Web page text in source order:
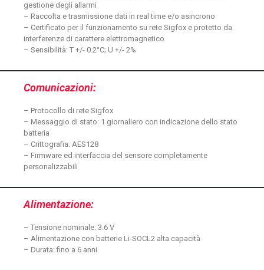
gestione degli allarmi
– Raccolta e trasmissione dati in real time e/o asincrono
– Certificato per il funzionamento su rete Sigfox e protetto da
interferenze di carattere elettromagnetico
– Sensibilità: T +/- 0.2°C; U +/- 2%
Comunicazioni:
– Protocollo di rete Sigfox
– Messaggio di stato: 1 giornaliero con indicazione dello stato
batteria
– Crittografia: AES128
– Firmware ed interfaccia del sensore completamente
personalizzabili
Alimentazione:
– Tensione nominale: 3.6 V
– Alimentazione con batterie Li-SOCL2 alta capacità
– Durata: fino a 6 anni